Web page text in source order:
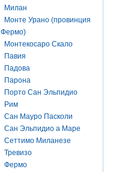
Милан
Монте Урано (провинция
Фермо)
Монтекосаро Скало
Павия
Падова
Парона
Порто Сан Эльпидио
Рим
Сан Мауро Пасколи
Сан Эльпидио а Маре
Сеттимо Миланезе
Тревизо
Фермо